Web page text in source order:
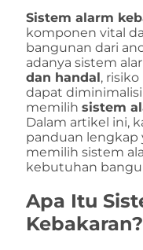
Sistem alarm
komponen vital
bangunan dari
adanya sistem
dan handal,
dapat
memilih sistem
Dalam artikel ini,
panduan lengkap
memilih sistem
kebutuhan
Apa Itu
Kebakaran?